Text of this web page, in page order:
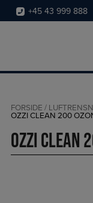
Hop
til
+45 43 999 888
FORSIDE /
OZZI CLEAN 200
OZZI Clean